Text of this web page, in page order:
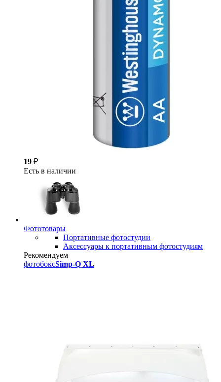
19 ₽
Есть в наличии
Фототовары
Портативные фотостудии
Аксессуары к портативным фотостудиям
Рекомендуем
фотобоксSimp-Q XL